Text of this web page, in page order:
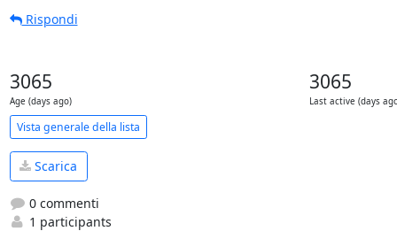
Rispondi
3065
Age (days ago)
3065
Last active (days
Vista generale della lista
Scarica
0 commenti
1 participants